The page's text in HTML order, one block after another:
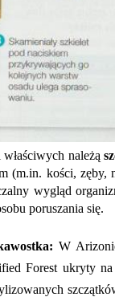
właściwych należą
(m.in. kości,
wygląd
poruszania się.
W
Forest ukryty